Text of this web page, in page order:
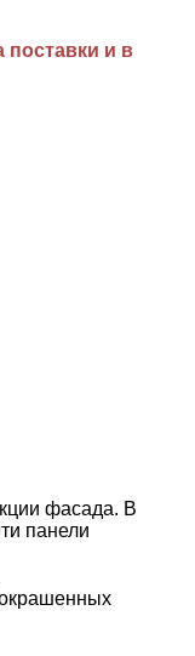
и в
фасада. В
панели